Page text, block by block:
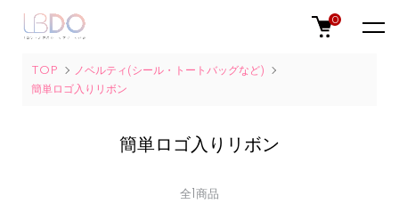
0
TOP
ノベルティ(シール・トートバッグなど)
簡単ロゴ入りリボン
簡単ロゴ入りリボン
全1商品